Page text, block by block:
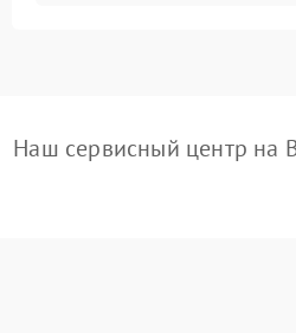
Наш сервисный центр на